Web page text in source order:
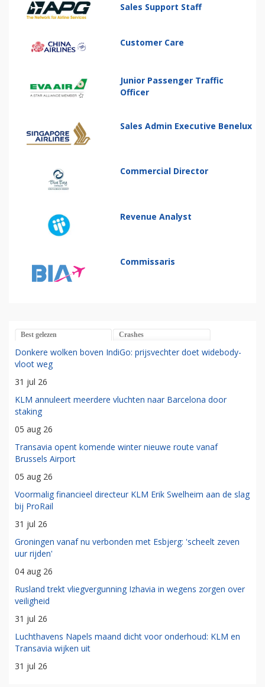
Sales Support Staff
Customer Care
Junior Passenger Traffic
Officer
Sales Admin Executive Benelux
Commercial Director
Revenue Analyst
Commissaris
Best gelezen Crashes
Donkere wolken boven IndiGo: prijsvechter doet widebody-
vloot weg
31 jul 26
KLM annuleert meerdere vluchten naar Barcelona door
staking
05 aug 26
Transavia opent komende winter nieuwe route vanaf
Brussels Airport
05 aug 26
Voormalig financieel directeur KLM Erik Swelheim aan de slag
bij ProRail
31 jul 26
Groningen vanaf nu verbonden met Esbjerg: 'scheelt zeven
uur rijden'
04 aug 26
Rusland trekt vliegvergunning Izhavia in wegens zorgen over
veiligheid
31 jul 26
Luchthavens Napels maand dicht voor onderhoud: KLM en
Transavia wijken uit
31 jul 26